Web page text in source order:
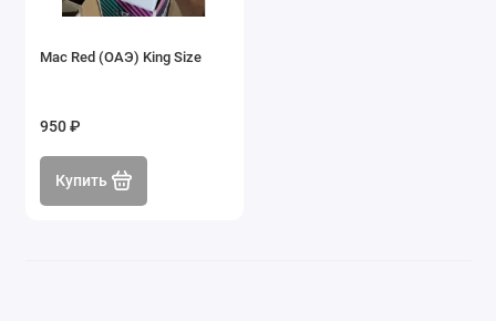
Mac Red (ОАЭ) King Size
950 ₽
Купить